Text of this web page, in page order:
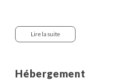
Version 5 jours :
VTC adulte : 120€
Vélo enfant + système follow me :
VTC sport "bike plus" : 200€
Lire la suite
Hébergement